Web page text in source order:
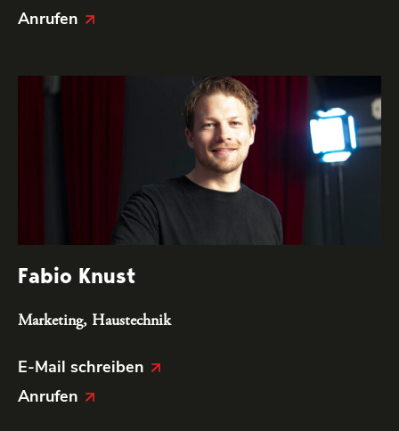
Anrufen
Fabio Knust
Marketing, Haustechnik
E-Mail schreiben
Anrufen